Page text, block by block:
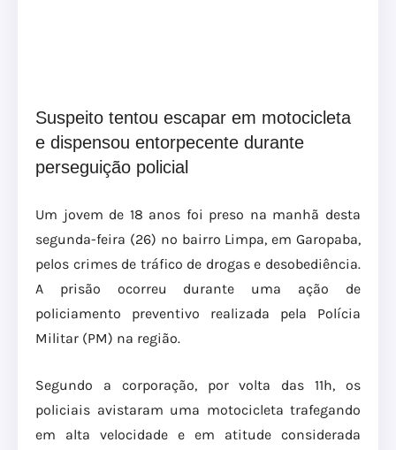
Suspeito tentou escapar em motocicleta
e dispensou entorpecente durante
perseguição policial
Um jovem de 18 anos foi preso na manhã desta
segunda-feira (26) no bairro Limpa, em Garopaba,
pelos crimes de tráfico de drogas e desobediência.
A prisão ocorreu durante uma ação de
policiamento preventivo realizada pela Polícia
Militar (PM) na região.
Segundo a corporação, por volta das 11h, os
policiais avistaram uma motocicleta trafegando
em alta velocidade e em atitude considerada